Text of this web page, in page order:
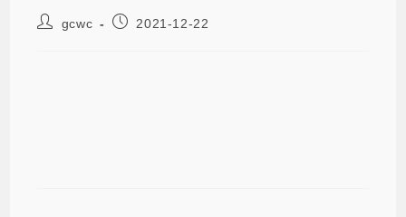
gcwc 2021-12-22